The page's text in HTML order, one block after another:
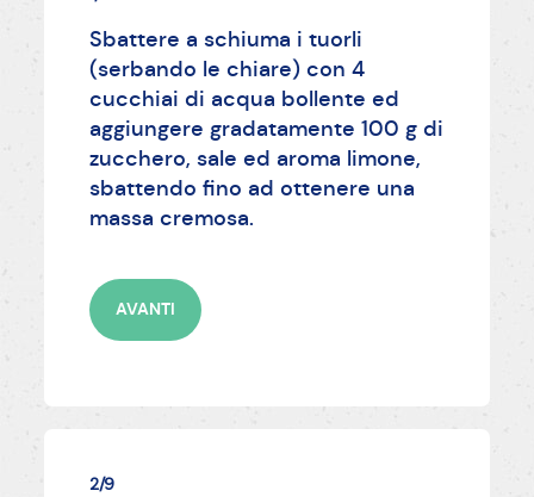
Sbattere a schiuma i tuorli
(serbando le chiare) con 4
cucchiai di acqua bollente ed
aggiungere gradatamente 100 g di
zucchero, sale ed aroma limone,
sbattendo fino ad ottenere una
massa cremosa.
AVANTI
2/9